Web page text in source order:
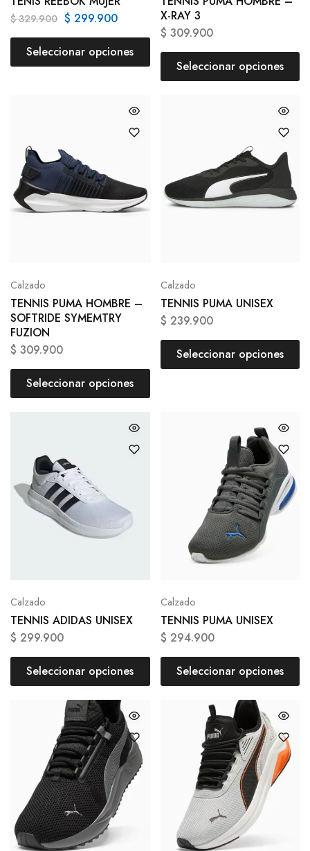
$329.900 $ 299.900
Seleccionar opciones
X-RAY 3
$ 309.900
Seleccionar opciones
Calzado
TENNIS PUMA HOMBRE –
SOFTRIDE SYMEMTRY
FUZION
$ 309.900
Seleccionar opciones
Calzado
TENNIS PUMA UNISEX
$ 239.900
Seleccionar opciones
Calzado
TENNIS ADIDAS UNISEX
$ 299.900
Seleccionar opciones
Calzado
TENNIS PUMA UNISEX
$ 294.900
Seleccionar opciones